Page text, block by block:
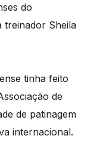
do
treinador Sheila
tinha feito
de
de patinagem
internacional.